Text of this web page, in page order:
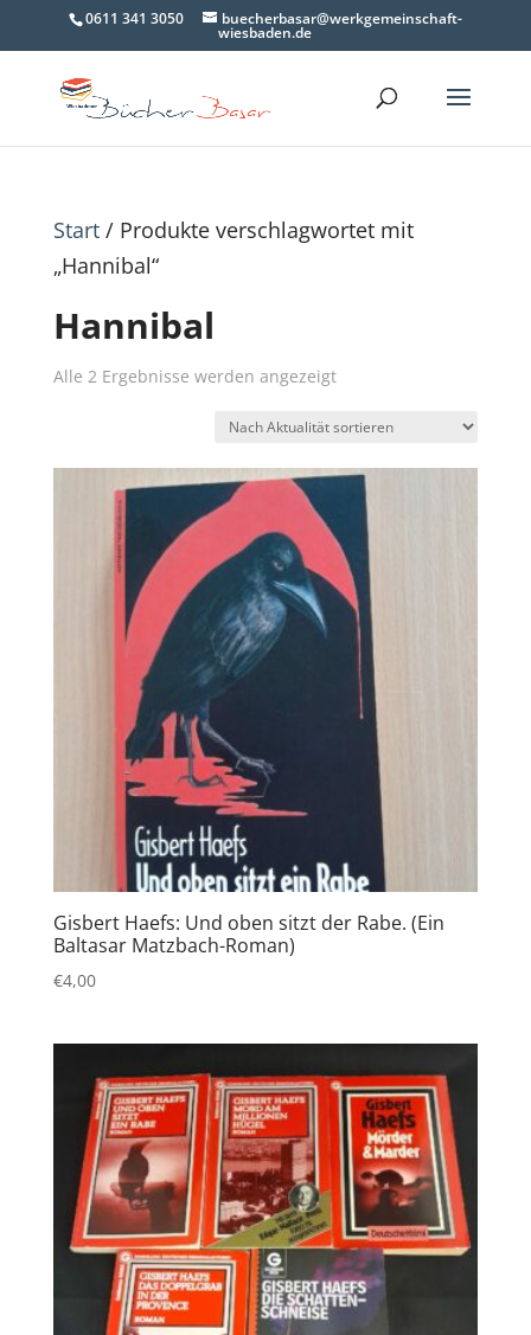
0611 341 3050 buecherbasar@werkgemeinschaft-
wiesbaden.de
Start/ Produkte verschlagwortet mit
„Hannibal“
Hannibal
Alle 2 Ergebnisse werden angezeigtNach
Gisbert Haefs: Und oben sitzt der Rabe. (Ein
Baltasar Matzbach-Roman)
€4,00